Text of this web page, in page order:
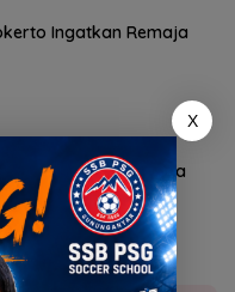
Ingatkan Remaja
I Ketut Sedana Merta
X